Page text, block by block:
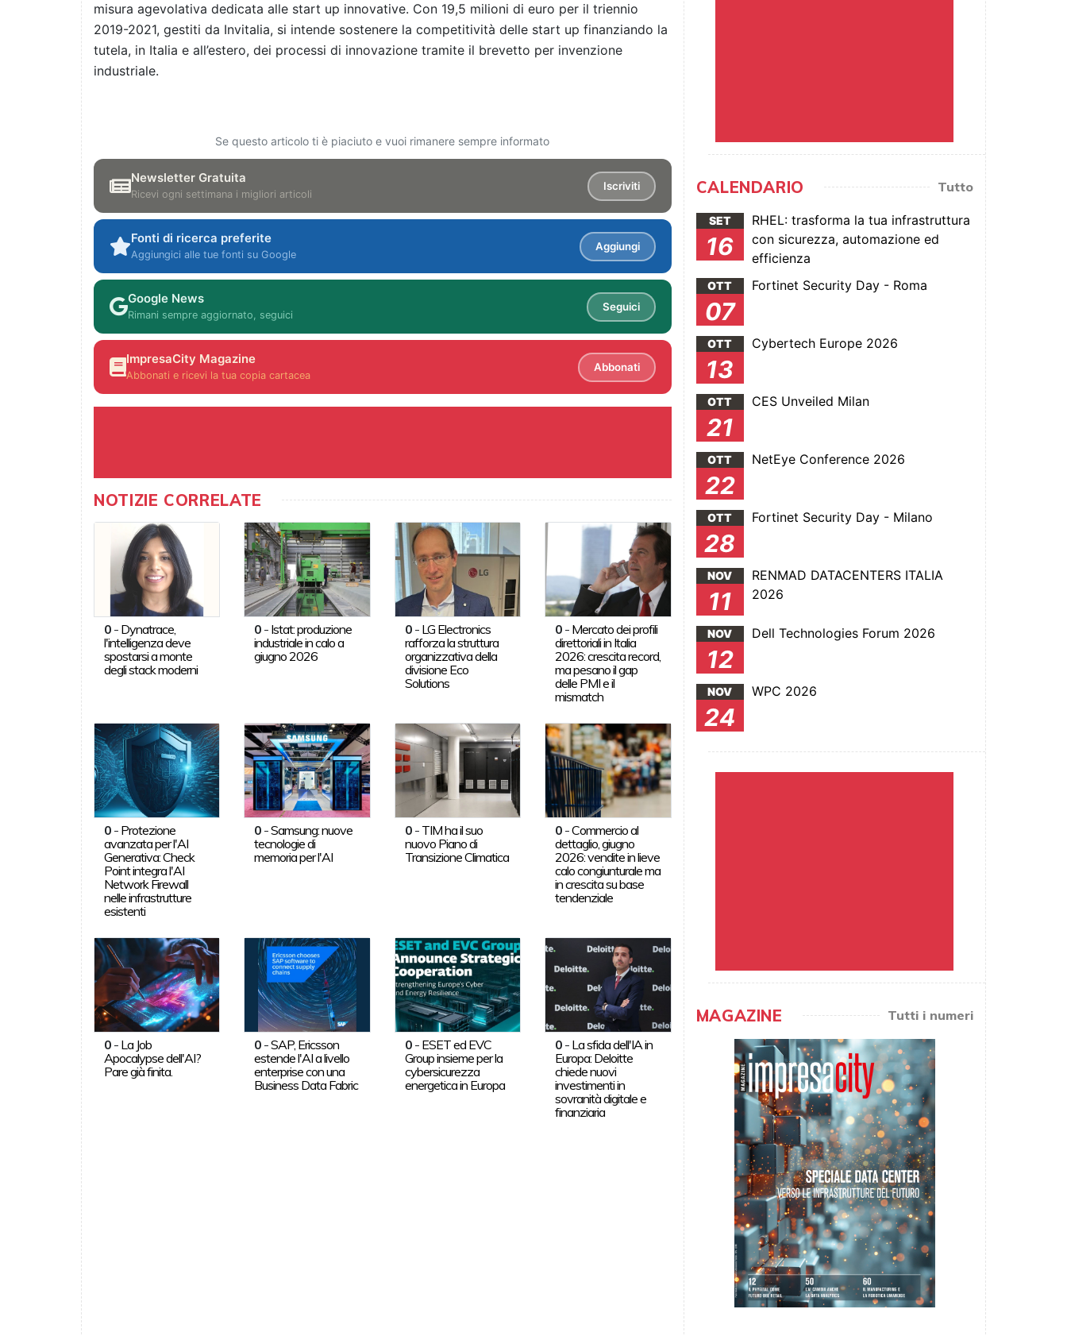
misura agevolativa dedicata alle start up innovative. Con 19,5 milioni di euro per il triennio
2019-2021, gestiti da Invitalia, si intende sostenere la competitività delle start up finanziando la
tutela, in Italia e all’estero, dei processi di innovazione tramite il brevetto per invenzione
industriale.
Se questo articolo ti è piaciuto e vuoi rimanere sempre informato
Newsletter Gratuita
Ricevi ogni settimana i migliori articoli
Iscriviti
Fonti di ricerca preferite
Aggiungici alle tue fonti su Google
Aggiungi
Google News
Rimani sempre aggiornato, seguici
Seguici
ImpresaCity Magazine
Abbonati e ricevi la tua copia cartacea
Abbonati
NOTIZIE CORRELATE
0- Dynatrace,
l'intelligenza deve
spostarsi a monte
degli stack moderni
0 - Istat: produzione
industriale in calo a
giugno 2026
0- LG Electronics
rafforza la struttura
organizzativa della
divisione Eco
Solutions
0 - Mercato dei profili
direttoriali in Italia
2026: crescita record,
ma pesano il gap
delle PMI e il
mismatch
0- Protezione
avanzata per l'AI
Generativa: Check
Point integra l'AI
Network Firewall
nelle infrastrutture
esistenti
0 -Samsung: nuove
tecnologie di
memoria per l'AI
0- TIM ha il suo
nuovo Piano di
Transizione Climatica
0 -Commercio al
dettaglio, giugno
2026: vendite in lieve
calo congiunturale ma
in crescita su base
tendenziale
0- La Job
Apocalypse dell'AI?
Pare già finita.
0 -SAP, Ericsson
estende l'AI a livello
enterprise con una
Business Data Fabric
0- ESET ed EVC
Group insieme per la
cybersicurezza
energetica in Europa
0 - La sfida dell'IA in
Europa: Deloitte
chiede nuovi
investimenti in
sovranità digitale e
finanziaria
CALENDARIO Tutto
SET
16
RHEL: trasforma la tua infrastruttura
con sicurezza, automazione ed
efficienza
OTT
07
Fortinet Security Day - Roma
OTT
13
Cybertech Europe 2026
OTT
21
CES Unveiled Milan
OTT
22
NetEye Conference 2026
OTT
28
Fortinet Security Day - Milano
NOV
11
RENMAD DATACENTERS ITALIA
2026
NOV
12
Dell Technologies Forum 2026
NOV
24
WPC 2026
MAGAZINE Tutti i numeri